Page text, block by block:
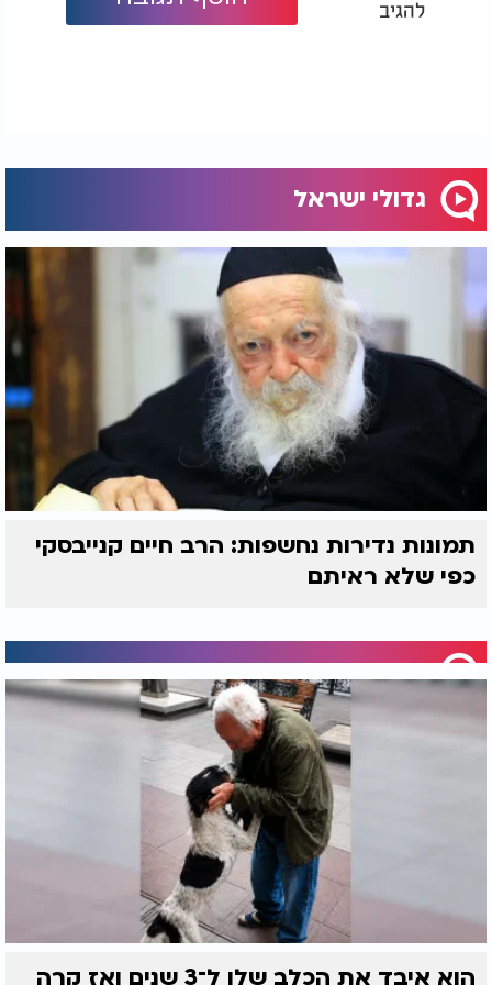
להגיב
גדולי ישראל
תמונות נדירות נחשפות: הרב חיים קנייבסקי
כפי שלא ראיתם
הוא איבד את הכלב שלו ל־3 שנים ואז קרה